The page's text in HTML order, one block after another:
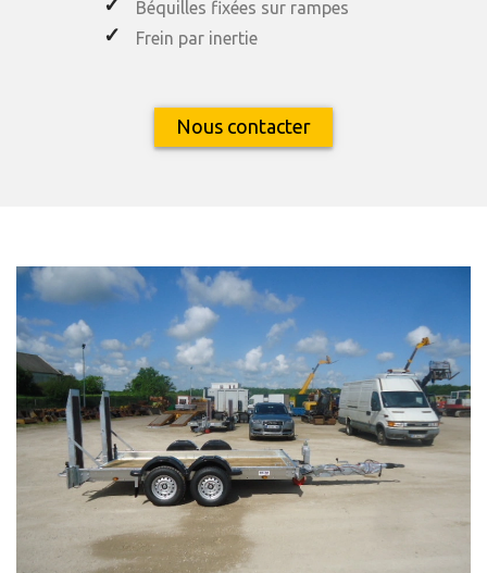
Béquilles fixées sur rampes
Frein par inertie
Nous contacter